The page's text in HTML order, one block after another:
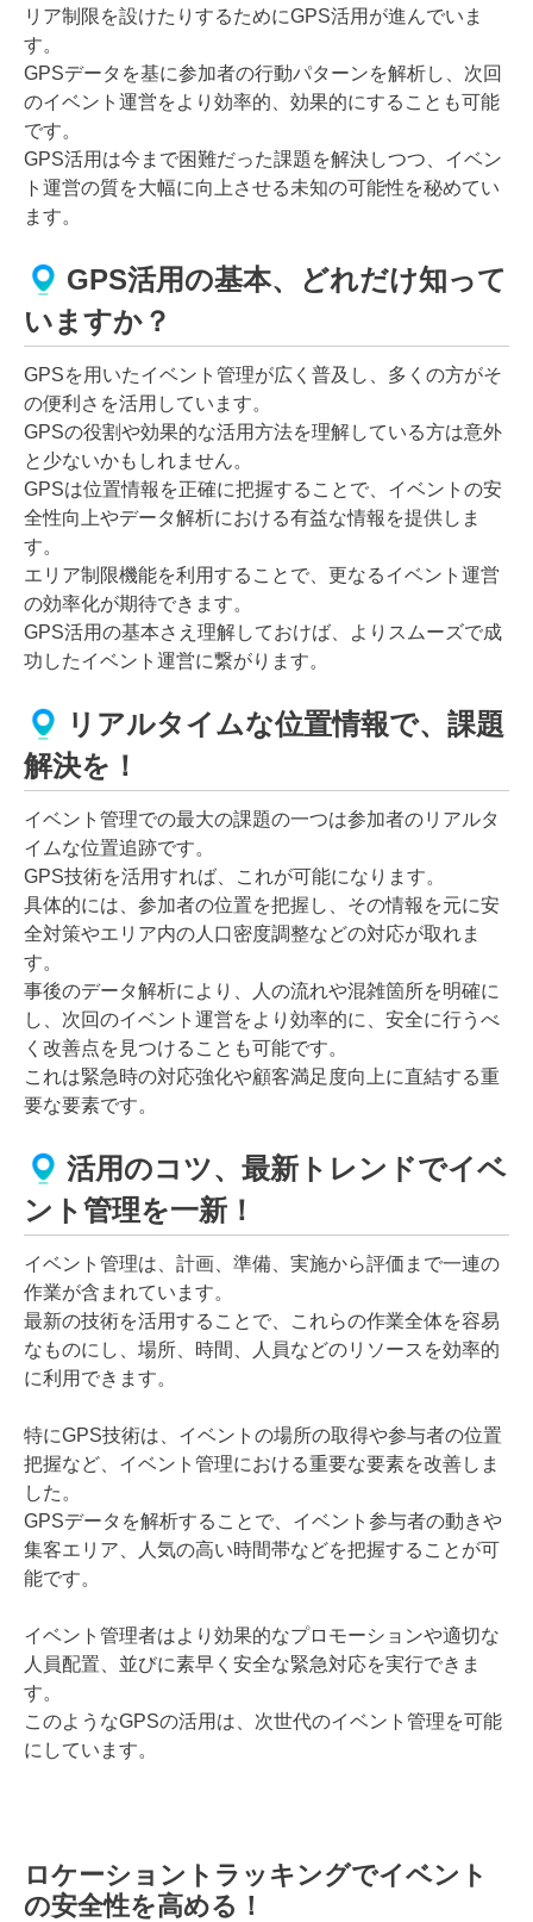
リア制限を設けたりするためにGPS活用が進んでいま
す。
GPSデータを基に参加者の行動パターンを解析し、次回
のイベント運営をより効率的、効果的にすることも可能
です。
GPS活用は今まで困難だった課題を解決しつつ、イベン
ト運営の質を大幅に向上させる未知の可能性を秘めてい
ます。
GPS活用の基本、どれだけ知って
いますか？
GPSを用いたイベント管理が広く普及し、多くの方がそ
の便利さを活用しています。
GPSの役割や効果的な活用方法を理解している方は意外
と少ないかもしれません。
GPSは位置情報を正確に把握することで、イベントの安
全性向上やデータ解析における有益な情報を提供しま
す。
エリア制限機能を利用することで、更なるイベント運営
の効率化が期待できます。
GPS活用の基本さえ理解しておけば、よりスムーズで成
功したイベント運営に繋がります。
リアルタイムな位置情報で、課題
解決を！
イベント管理での最大の課題の一つは参加者のリアルタ
イムな位置追跡です。
GPS技術を活用すれば、これが可能になります。
具体的には、参加者の位置を把握し、その情報を元に安
全対策やエリア内の人口密度調整などの対応が取れま
す。
事後のデータ解析により、人の流れや混雑箇所を明確に
し、次回のイベント運営をより効率的に、安全に行うべ
く改善点を見つけることも可能です。
これは緊急時の対応強化や顧客満足度向上に直結する重
要な要素です。
活用のコツ、最新トレンドでイベ
ント管理を一新！
イベント管理は、計画、準備、実施から評価まで一連の
作業が含まれています。
最新の技術を活用することで、これらの作業全体を容易
なものにし、場所、時間、人員などのリソースを効率的
に利用できます。
特にGPS技術は、イベントの場所の取得や参与者の位置
把握など、イベント管理における重要な要素を改善しま
した。
GPSデータを解析することで、イベント参与者の動きや
集客エリア、人気の高い時間帯などを把握することが可
能です。
イベント管理者はより効果的なプロモーションや適切な
人員配置、並びに素早く安全な緊急対応を実行できま
す。
このようなGPSの活用は、次世代のイベント管理を可能
にしています。
ロケーショントラッキングでイベント
の安全性を高める！